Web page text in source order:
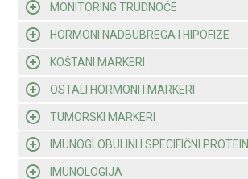
MONITORING TRUDNOĆE
HORMONI NADBUBREGA I HIPOFIZE
KOŠTANI MARKERI
OSTALI HORMONI I MARKERI
TUMORSKI MARKERI
IMUNOGLOBULINI I SPECIFIČNI PROTEINI
IMUNOLOGIJA